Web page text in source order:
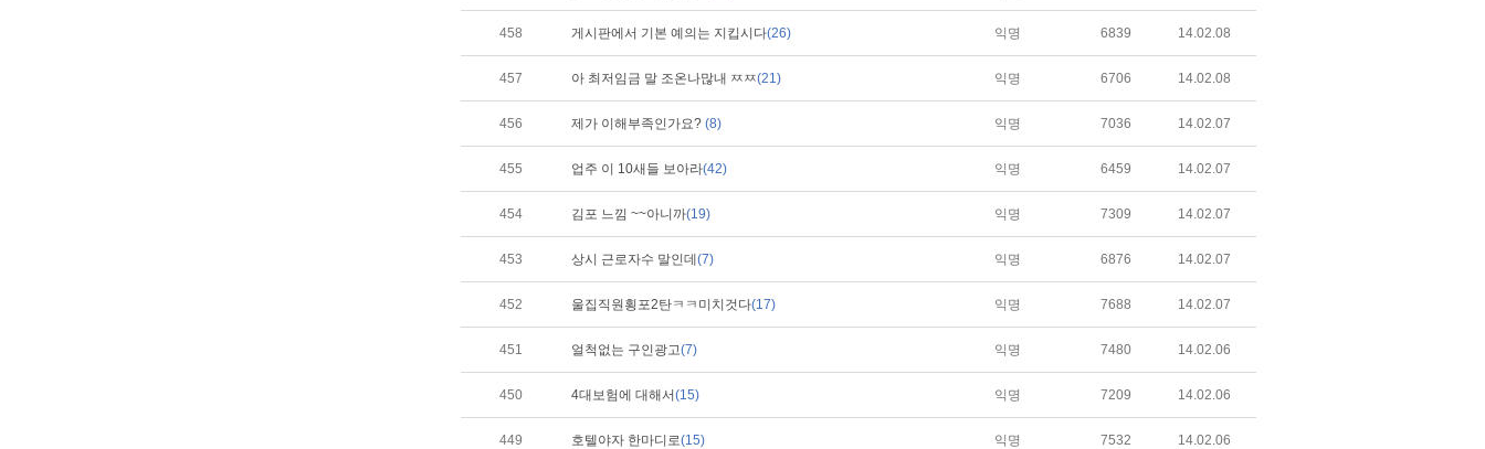
458 게시판에서 기본 예의는 지킵시다(26) 익명 6839 14.02.08
457 아 최저임금 말 조온나많내 ㅉㅉ(21) 익명 6706 14.02.08
456 제가 이해부족인가요? (8) 익명 7036 14.02.07
455 업주 이 10새들 보아라(42) 익명 6459 14.02.07
454 김포 느낌 ~~아니까(19) 익명 7309 14.02.07
453 상시 근로자수 말인데 (7) 익명 6876 14.02.07
452 울집직원횡포2탄ㅋㅋ미치것다(17) 익명 7688 14.02.07
451 얼척없는 구인광고(7) 익명 7480 14.02.06
450 4대보험에 대해서(15) 익명 7209 14.02.06
449 호텔야자 한마디로(15) 익명 7532 14.02.06